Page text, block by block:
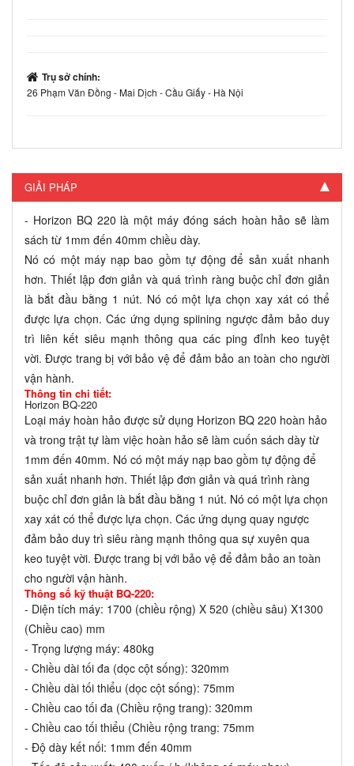
Trụ sở chính:
26 Phạm Văn Đồng - Mai Dịch - Cầu Giấy - Hà Nội
GIẢI PHÁP
- Horizon BQ 220 là một máy đóng sách hoàn hảo sẽ làm
sách từ 1mm đến 40mm chiều dày.
Nó có một máy nạp bao gồm tự động để sản xuất nhanh
hơn. Thiết lập đơn giản và quá trình ràng buộc chỉ đơn giản
là bắt đầu bằng 1 nút. Nó có một lựa chọn xay xát có thể
được lựa chọn. Các ứng dụng spiining ngược đảm bảo duy
trì liên kết siêu mạnh thông qua các ping đỉnh keo tuyệt
vời. Được trang bị với bảo vệ để đảm bảo an toàn cho người
vận hành.
Thông tin chi tiết:
Horizon BQ-220
Loại máy hoàn hảo được sử dụng Horizon BQ 220 hoàn hảo
và trong trật tự làm việc hoàn hảo sẽ làm cuốn sách dày từ
1mm đến 40mm. Nó có một máy nạp bao gồm tự động để
sản xuất nhanh hơn. Thiết lập đơn giản và quá trình ràng
buộc chỉ đơn giản là bắt đầu bằng 1 nút. Nó có một lựa chọn
xay xát có thể được lựa chọn. Các ứng dụng quay ngược
đảm bảo duy trì siêu ràng mạnh thông qua sự xuyên qua
keo tuyệt vời. Được trang bị với bảo vệ để đảm bảo an toàn
cho người vận hành.
Thông số kỹ thuật BQ-220:
- Diện tích máy: 1700 (chiều rộng) X 520 (chiều sâu) X1300
(Chiều cao) mm
- Trọng lượng máy: 480kg
- Chiều dài tối đa (dọc cột sống): 320mm
- Chiều dài tối thiểu (dọc cột sống): 75mm
- Chiều cao tối đa (Chiều rộng trang): 320mm
- Chiều cao tối thiểu (Chiều rộng trang: 75mm
- Độ dày kết nối: 1mm đến 40mm